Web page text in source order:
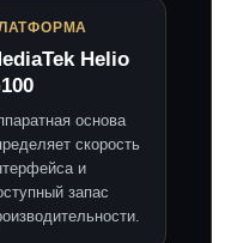
Helio
основа
скорость
и
запас